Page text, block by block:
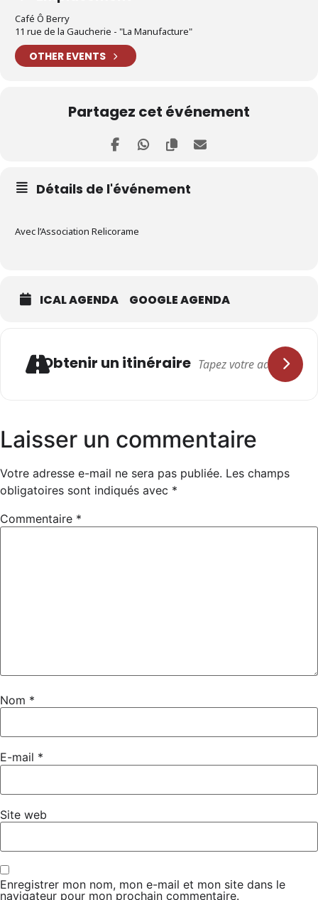
Café Ô Berry
11 rue de la Gaucherie - "La Manufacture"
OTHER EVENTS
Partagez cet événement
Détails de l'événement
Avec l’Association Relicorame
ICAL AGENDA GOOGLE AGENDA
Obtenir un itinéraire
Laisser un commentaire
Votre adresse e-mail ne sera pas publiée. Les champs
obligatoires sont indiqués avec *
Commentaire *
Nom *
E-mail *
Site web
Enregistrer mon nom, mon e-mail et mon site dans le
navigateur pour mon prochain commentaire.